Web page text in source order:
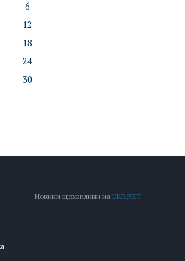
6
12
18
24
30
Новини щохвилини наUKR.NET